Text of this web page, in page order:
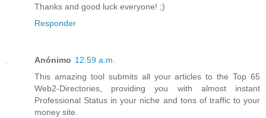
Thanks and good luck everyone! ;)
Responder
Anónimo 12:59 a.m.
This amazing tool submits all your articles to the Top 65
Web2-Directories, providing you with almost instant
Professional Status in your niche and tons of traffic to your
money site.